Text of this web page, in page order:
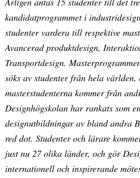
kandidatprogrammet i
studenter vardera till respektive
Avancerad produktdesign,
Transportdesign.
söks av studenter från hela världen,
masterstudenterna kommer från
Designhögskolan har rankats som
designutbildningar av bland andra
red dot. Studenter och lärare
just nu 27 olika länder, och gör
internationell och inspirerande